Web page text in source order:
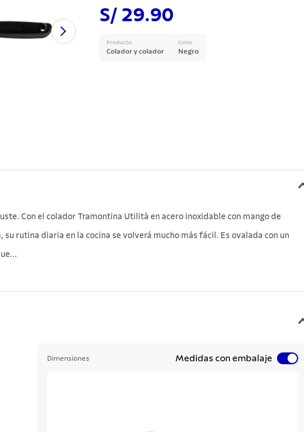
S/ 29.90
Producto
Colador y colador
Color
Negro
Con el colador Tramontina Utilità en acero inoxidable con mango de
rutina diaria en la cocina se volverá mucho más fácil. Es ovalada con un
Dimensiones Medidas con embalaje
10. grano